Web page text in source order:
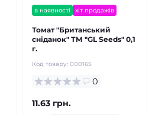
в наявності хіт продажів
Томат "Британський
сніданок" ТМ "GL Seeds" 0,1
г.
Код товару: 000165
0
11.63 грн.